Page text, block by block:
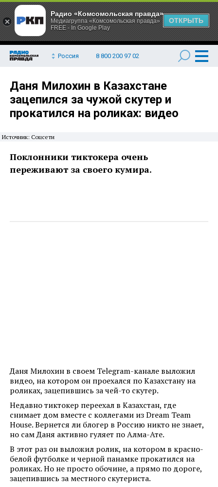
Россия 8 800 200 97 02
Даня Милохин в Казахстане
зацепился за чужой скутер и
прокатился на роликах: видео
Источник: Соцсети
Поклонники тиктокера очень
переживают за своего кумира.
Даня Милохин в своем Telegram-канале выложил
видео, на котором он проехался по Казахстану на
роликах, зацепившись за чей-то скутер.
Недавно тиктокер переехал в Казахстан, где
снимает дом вместе с коллегами из Dream Team
House. Вернется ли блогер в Россию никто не знает,
но сам Даня активно гуляет по Алма-Ате.
В этот раз он выложил ролик, на котором в красно-
белой футболке и черной панамке прокатился на
роликах. Но не просто обочине, а прямо по дороге,
зацепившись за местного скутериста.
Радио «Комсомольская правда»
Медиагруппа «Комсомольская правда»
FREE - In Google Play
ОТКРЫТЬ